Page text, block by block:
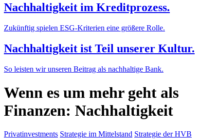
Nachhaltigkeit im Kreditprozess.
Zukünftig spielen ESG-Kriterien eine größere Rolle.
Nachhaltigkeit ist Teil unserer Kultur.
So leisten wir unseren Beitrag als nachhaltige Bank.
Wenn es um mehr geht als
Finanzen: Nachhaltigkeit
Privatinvestments Strategie im Mittelstand Strategie der HVB